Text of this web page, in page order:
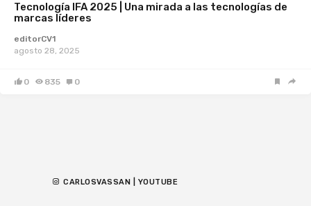
Tecnología IFA 2025 | Una mirada a las tecnologías de
marcas líderes
editorCV1
agosto 28, 2025
0 835 0
CARLOSVASSAN | YOUTUBE